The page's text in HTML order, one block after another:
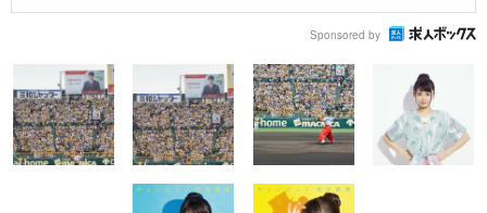
Sponsored by